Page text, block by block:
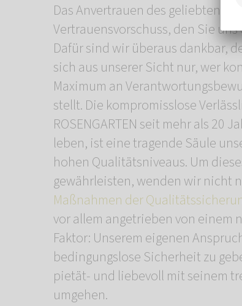
Das Anvertrauen des geliebten
Vertrauensvorschuss, den Sie
Dafür sind wir überaus dankbar,
sich aus unserer Sicht nur, wer
Maximum an
stellt. Die kompromisslose
ROSENGARTEN seit mehr als 20
leben, ist eine tragende Säule
hohen Qualitätsniveaus. Um
gewährleisten, wenden wir nicht
Maßnahmen der
vor allem angetrieben von einem
Faktor: Unserem eigenen
bedingungslose Sicherheit zu
pietät- und liebevoll mit seinem
umgehen.